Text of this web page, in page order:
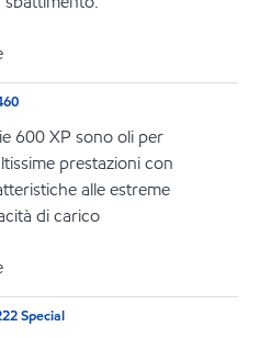
600 XP sono oli per
prestazioni con
alle estreme
di carico
Special